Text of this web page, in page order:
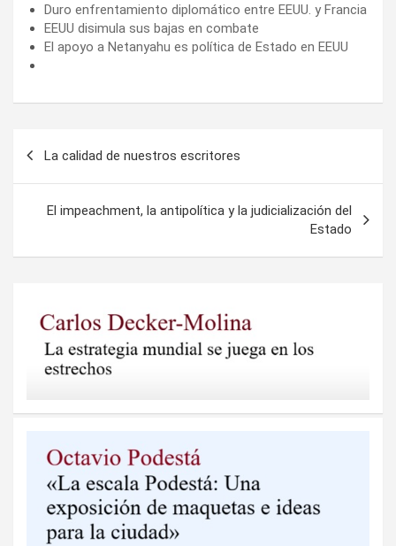
Duro enfrentamiento diplomático entre EEUU. y Francia
EEUU disimula sus bajas en combate
El apoyo a Netanyahu es política de Estado en EEUU
entradas
La calidad de nuestros escritores
El impeachment, la antipolítica y la judicialización del
Estado